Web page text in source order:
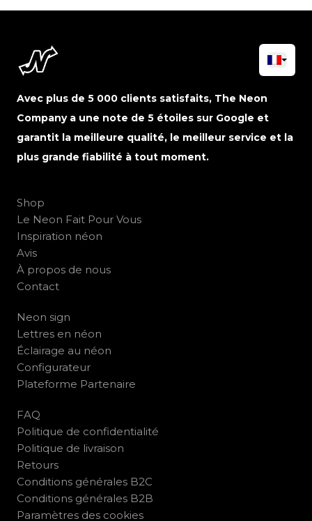
Avec plus de 5 000 clients satisfaits, The Neon
Company a une note de 5 étoiles sur Google et
garantit la meilleure qualité, le meilleur service et la
plus grande fiabilité à tout moment.
Shop
Le Neon Fait Pour Vous
Inspiration néon
Avis
À propos de nous
Contact
Neon sign
Lettres en néon
Éclairage au néon
Configurateur
Plateforme Partenaire
FAQ
Politique de confidentialité
Politique de livraison
Retours
Conditions générales B2C
Conditions générales B2B
Paramètres des cookies